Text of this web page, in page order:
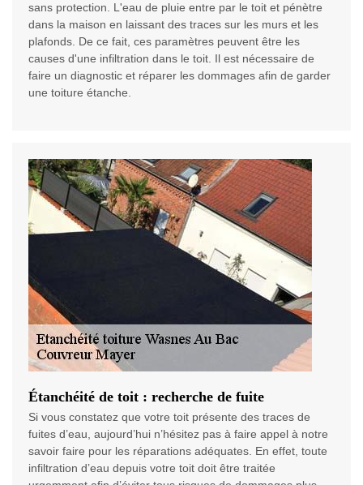
sans protection. L'eau de pluie entre par le toit et pénètre
dans la maison en laissant des traces sur les murs et les
plafonds. De ce fait, ces paramètres peuvent être les
causes d'une infiltration dans le toit. Il est nécessaire de
faire un diagnostic et réparer les dommages afin de garder
une toiture étanche.
Étanchéité de toit : recherche de fuite
Si vous constatez que votre toit présente des traces de
fuites d’eau, aujourd’hui n’hésitez pas à faire appel à notre
savoir faire pour les réparations adéquates. En effet, toute
infiltration d’eau depuis votre toit doit être traitée